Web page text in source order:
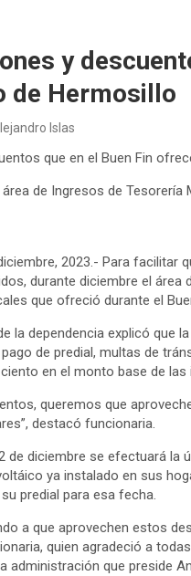
y
de Hermosillo
Islas
que en el Buen Fin
de Ingresos de
2023.- Para facilitar
durante diciembre el
que ofreció durante el
la dependencia explicó que
de predial, multas de
en el monto base de
queremos que
destacó funcionaria.
de diciembre se efectuará la
ya instalado en sus
predial para esa fecha.
a que aprovechen estos
quien agradeció a
administración que preside